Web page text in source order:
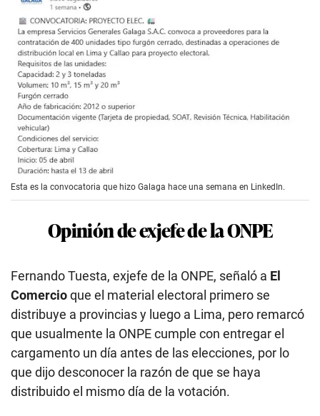
Esta es la convocatoria que hizo Galaga hace una semana en LinkedIn.
Opinión de exjefe de la ONPE
Fernando Tuesta, exjefe de la ONPE, señaló a El
Comercioque el material electoral primero se
distribuye a provincias y luego a Lima, pero remarcó
que usualmente la ONPE cumple con entregar el
cargamento un día antes de las elecciones, por lo
que dijo desconocer la razón de que se haya
distribuido el mismo día de la votación.